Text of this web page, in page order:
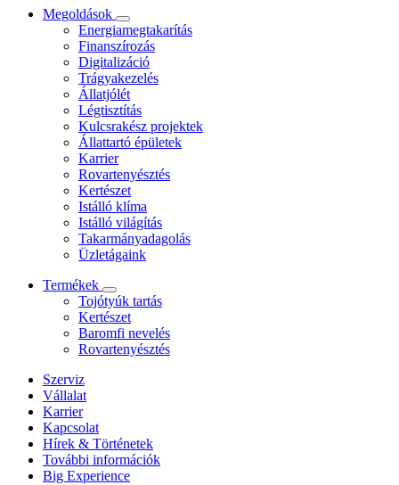
Megoldások
Energiamegtakarítás
Finanszírozás
Digitalizáció
Trágyakezelés
Állatjólét
Légtisztítás
Kulcsrakész projektek
Állattartó épületek
Karrier
Rovartenyésztés
Kertészet
Istálló klíma
Istálló világítás
Takarmányadagolás
Üzletágaink
Termékek
Tojótyúk tartás
Kertészet
Baromfi nevelés
Rovartenyésztés
Szerviz
Vállalat
Karrier
Kapcsolat
Hírek & Történetek
További információk
Big Experience